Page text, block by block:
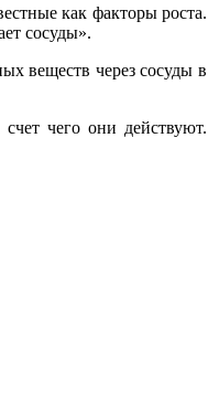
как факторы роста.
сосуды».
веществ через сосуды в
чего они действуют.